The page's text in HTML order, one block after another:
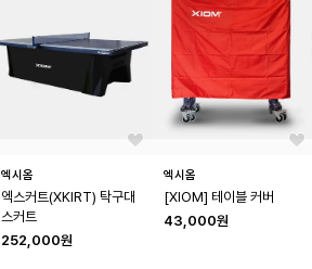
엑시옴
엑스커트(XKIRT) 탁구대
스커트
252,000원
엑시옴
[XIOM] 테이블 커버
43,000원